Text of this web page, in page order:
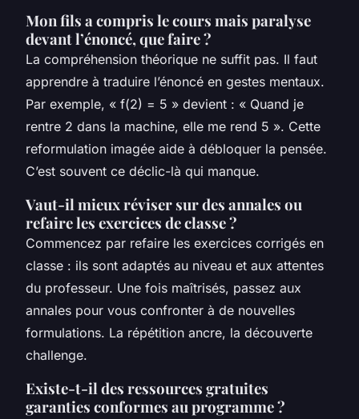
Mon fils a compris le cours mais paralyse
devant l’énoncé, que faire ?
La compréhension théorique ne suffit pas. Il faut
apprendre à traduire l’énoncé en gestes mentaux.
Par exemple, « f(2) = 5 » devient : « Quand je
rentre 2 dans la machine, elle me rend 5 ». Cette
reformulation imagée aide à débloquer la pensée.
C’est souvent ce déclic-là qui manque.
Vaut-il mieux réviser sur des annales ou
refaire les exercices de classe ?
Commencez par refaire les exercices corrigés en
classe : ils sont adaptés au niveau et aux attentes
du professeur. Une fois maîtrisés, passez aux
annales pour vous confronter à de nouvelles
formulations. La répétition ancre, la découverte
challenge.
Existe-t-il des ressources gratuites
garanties conformes au programme ?